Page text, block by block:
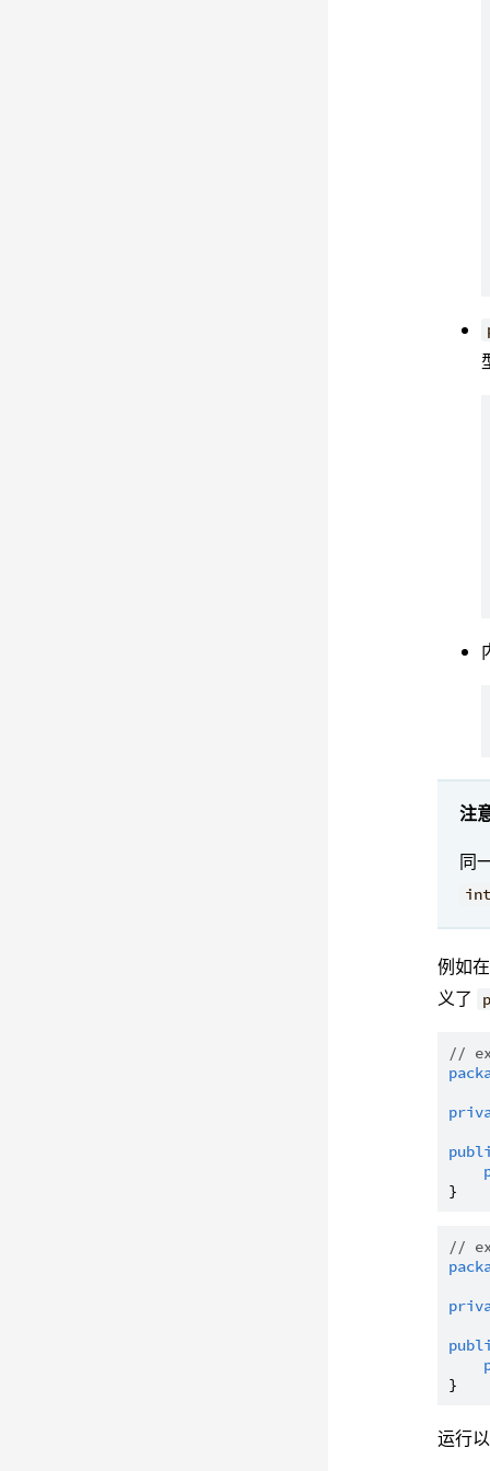
注
同
例如
义了
//
//
运行